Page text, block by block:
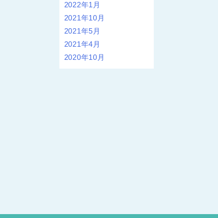
2022年1月
2021年10月
2021年5月
2021年4月
2020年10月